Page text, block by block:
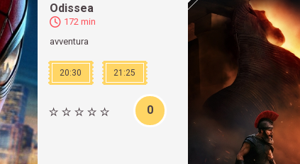
Odissea
172 min
avventura
20:30 21:25
0